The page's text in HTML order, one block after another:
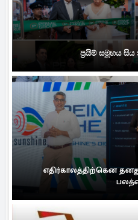
ප්‍රයිම් සමූහය සිය
எதிர்காலத்திற்கென